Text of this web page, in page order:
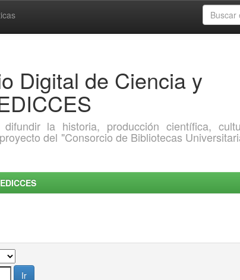
Digital de Ciencia y
la historia, producción científica,
del "Consorcio de Bibliotecas